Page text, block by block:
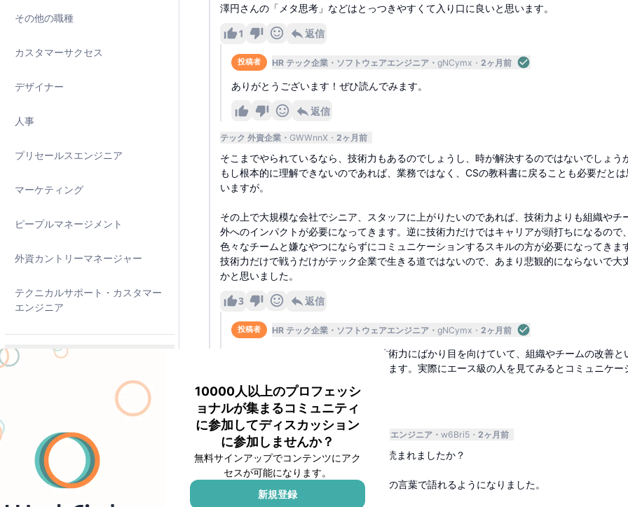
その他の職種
カスタマーサクセス
デザイナー
人事
プリセールスエンジニア
マーケティング
ピープルマネージメント
外資カントリーマネージャー
テクニカルサポート・カスタマー
エンジニア
テーマサークル
投資・資産運用
10000人以上のプロフェッシ
ョナルが集まるコミュニティ
に参加してディスカッション
に参加しませんか？
無料サインアップでコンテンツにアク
セスが可能になります。
新規登録
澤円さんの「メタ思考」などはとっつきやすくて入り口に良いと思います。
1 返信
投稿者 HR テック企業 ソフトウェアエンジニア gNCymx 2ヶ月前
ありがとうございます！ぜひ読んでみます。
返信
テック 外資企業 GWWnnX 2ヶ月前
そこまでやられているなら、技術力もあるのでしょうし、時が解決するのではないでしょう
もし根本的に理解できないのであれば、業務ではなく、CSの教科書に戻ることも必要だとは
いますが。
その上で大規模な会社でシニア、スタッフに上がりたいのであれば、技術力よりも組織やチ
外へのインパクトが必要になってきます。逆に技術力だけではキャリアが頭打ちになるので、
色々なチームと嫌なやつにならずにコミュニケーションするスキルの方が必要になってきま
技術力だけで戦うだけがテック企業で生きる道ではないので、あまり悲観的にならないで大
かと思いました。
3 返信
投稿者 HR テック企業 ソフトウェアエンジニア gNCymx 2ヶ月前
まさにそうですね。今まで自分の技術力にばかり目を向けていて、組織やチームの改善と
う視点があまりなかったと感じています。実際にエース級の人を見てみるとコミュニケー
ョンにも長けている印象です。
1 返信
セキュリティ スタートアップ ソフトウェアエンジニア w6Bri5 2ヶ月前
『ドメイン駆動設計をはじめよう』は読まれましたか？
私はこれを読んではじめてDDDを自分の言葉で語れるようになりました。